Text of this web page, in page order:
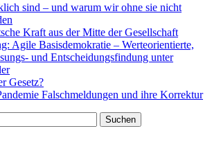
sind – und warum wir ohne sie nicht
Kraft aus der Mitte der Gesellschaft
Agile Basisdemokratie – Werteorientierte,
und Entscheidungsfindung unter
Gesetz?
Falschmeldungen und ihre Korrektur